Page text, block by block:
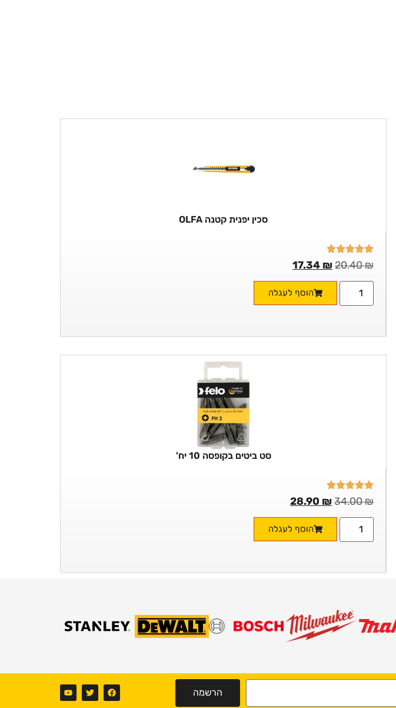
סכין יפנית קטנה OLFA
20.40₪
17.34 ₪
הוסף לעגלה
סט ביטים בקופסה 10 יח'
34.00₪
28.90 ₪
הוסף לעגלה
הרשמה